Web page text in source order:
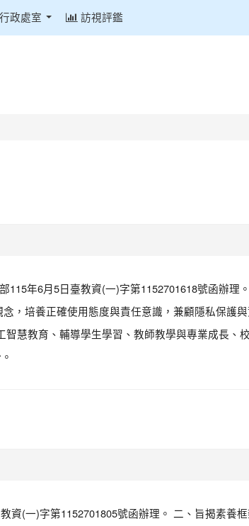
行政處室 訪視評鑑
年6月5日臺教資(一)字第1152701618號函辦理
，培養正確使用態度與責任意識，兼顧隱私保護
慧教育、輔導學生學習、教師教學與專業成長、
(一)字第1152701805號函辦理。 二、旨揭素養